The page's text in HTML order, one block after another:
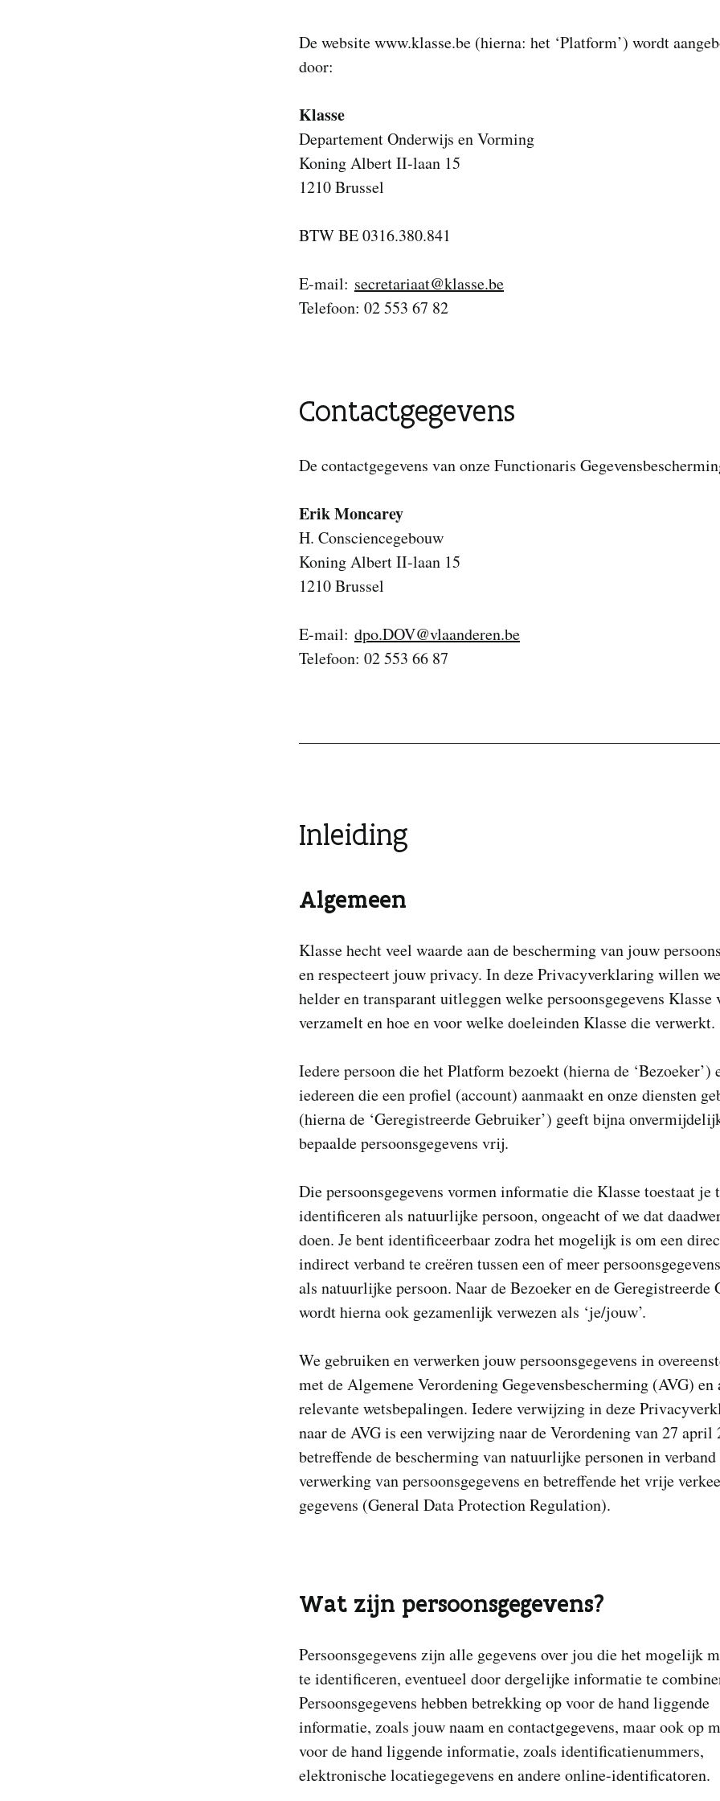
De website www.klasse.be (hierna: het ‘Platform’) wordt
door:
Klasse
Departement Onderwijs en Vorming
Koning Albert II-laan 15
1210 Brussel
BTW BE 0316.380.841
E-mail: secretariaat@klasse.be
Telefoon: 02 553 67 82
Contactgegevens
De contactgegevens van onze Functionaris
Erik Moncarey
H. Consciencegebouw
Koning Albert II-laan 15
1210 Brussel
E-mail: dpo.DOV@vlaanderen.be
Telefoon: 02 553 66 87
Inleiding
Algemeen
Klasse hecht veel waarde aan de bescherming van jouw
en respecteert jouw privacy. In deze Privacyverklaring willen
helder en transparant uitleggen welke persoonsgegevens Klasse
verzamelt en hoe en voor welke doeleinden Klasse die verwerkt.
Iedere persoon die het Platform bezoekt (hierna de ‘Bezoeker’)
iedereen die een profiel (account) aanmaakt en onze diensten
(hierna de ‘Geregistreerde Gebruiker’) geeft bijna
bepaalde persoonsgegevens vrij.
Die persoonsgegevens vormen informatie die Klasse toestaat je
identificeren als natuurlijke persoon, ongeacht of we dat
doen. Je bent identificeerbaar zodra het mogelijk is om een
indirect verband te creëren tussen een of meer
als natuurlijke persoon. Naar de Bezoeker en de Geregistreerde
wordt hierna ook gezamenlijk verwezen als ‘je/jouw’.
We gebruiken en verwerken jouw persoonsgegevens in
met de Algemene Verordening Gegevensbescherming (AVG) en
relevante wetsbepalingen. Iedere verwijzing in deze
naar de AVG is een verwijzing naar de Verordening van 27 april
betreffende de bescherming van natuurlijke personen in
verwerking van persoonsgegevens en betreffende het vrije
gegevens (General Data Protection Regulation).
Wat zijn persoonsgegevens?
Persoonsgegevens zijn alle gegevens over jou die het mogelijk
te identificeren, eventueel door dergelijke informatie te
Persoonsgegevens hebben betrekking op voor de hand liggende
informatie, zoals jouw naam en contactgegevens, maar ook op
voor de hand liggende informatie, zoals identificatienummers,
elektronische locatiegegevens en andere online-identificatoren.